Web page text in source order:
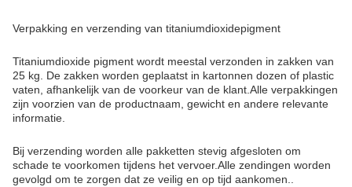
Verpakking en verzending van titaniumdioxidepigment
Titaniumdioxide pigment wordt meestal verzonden in zakken van
25 kg. De zakken worden geplaatst in kartonnen dozen of plastic
vaten, afhankelijk van de voorkeur van de klant.Alle verpakkingen
zijn voorzien van de productnaam, gewicht en andere relevante
informatie.
Bij verzending worden alle pakketten stevig afgesloten om
schade te voorkomen tijdens het vervoer.Alle zendingen worden
gevolgd om te zorgen dat ze veilig en op tijd aankomen..